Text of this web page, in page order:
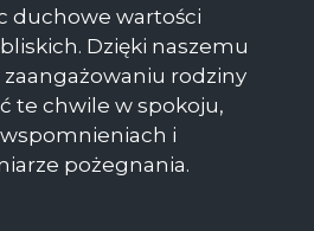
duchowe wartości
Dzięki naszemu
rodziny
te chwile w spokoju,
i
pożegnania.